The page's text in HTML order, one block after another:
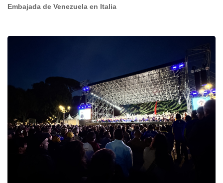
Embajada de Venezuela en Italia